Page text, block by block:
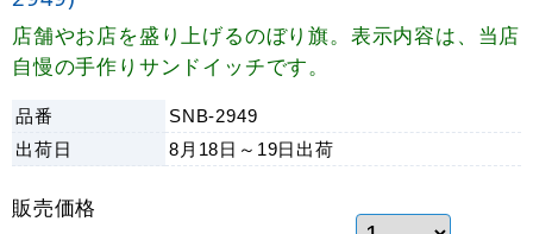
店舗やお店を盛り上げるのぼり旗。表示内容は、当店
自慢の手作りサンドイッチです。
品番 SNB-2949
出荷日 8月18日～19日 出荷
販売価格